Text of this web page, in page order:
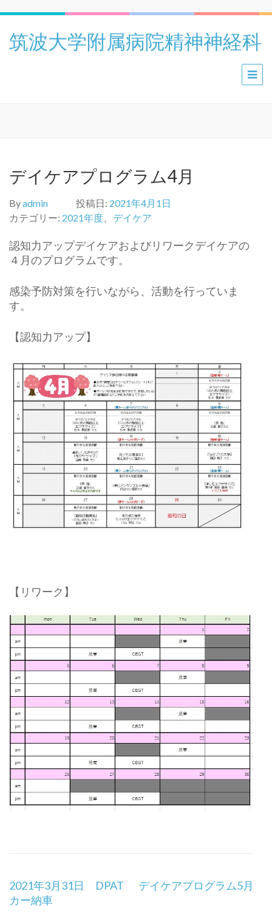
筑波大学附属病院精神神経科
デイケアプログラム4月
Byadmin 投稿日: 2021年4月1日
カテゴリー: 2021年度 デイケア
認知力アップデイケアおよびリワークデイケアの
４月のプログラムです。
感染予防対策を行いながら、活動を行っていま
す。
【認知力アップ】
【リワーク】
投
稿
2021年3月31日 DPAT
カー納車
デイケアプログラム5月